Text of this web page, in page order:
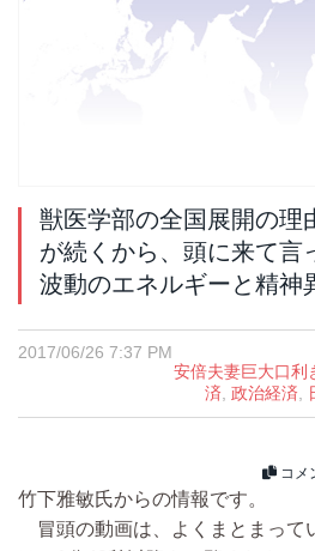
獣医学部の全国展開の理
が続くから、頭に来て
波動のエネルギーと精神
2017/06/26 7:37 PM
安倍夫妻巨大口利
済 政治経済
コメ
竹下雅敏氏からの情報です。
冒頭の動画は、よくまとまって